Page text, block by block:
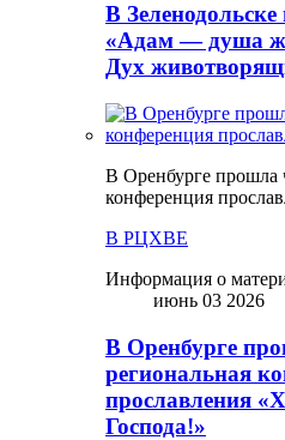
В
«Адам — душа
Дух
В Оренбурге прошла
конференция
В РЦХВЕ
Информация о
июнь 03 2026
В Оренбурге
региональная
прославления
Господа!»